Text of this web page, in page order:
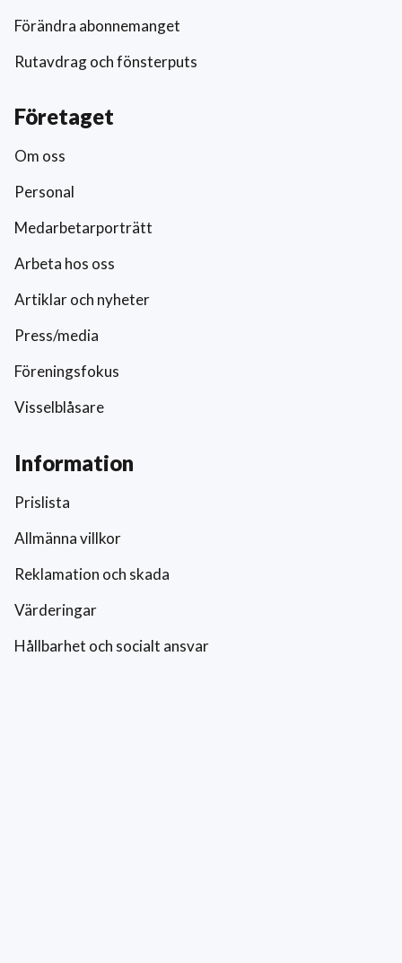
Förändra abonnemanget
Rutavdrag och fönsterputs
Företaget
Om oss
Personal
Medarbetarporträtt
Arbeta hos oss
Artiklar och nyheter
Press/media
Föreningsfokus
Visselblåsare
Information
Prislista
Allmänna villkor
Reklamation och skada
Värderingar
Hållbarhet och socialt ansvar